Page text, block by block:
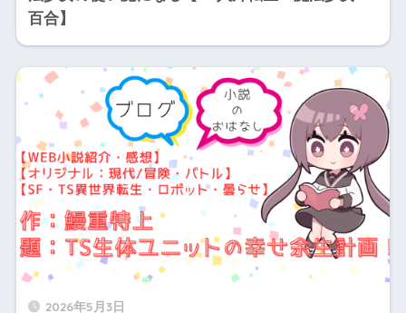
百合】
2026年5月3日